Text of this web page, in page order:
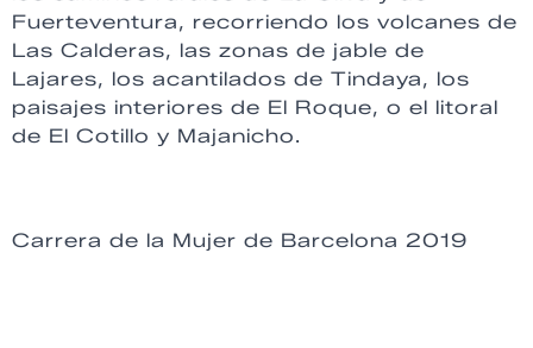
Fuerteventura, recorriendo los volcanes de
Las Calderas, las zonas de jable de
Lajares, los acantilados de Tindaya, los
paisajes interiores de El Roque, o el litoral
de El Cotillo y Majanicho.
Carrera de la Mujer de Barcelona 2019